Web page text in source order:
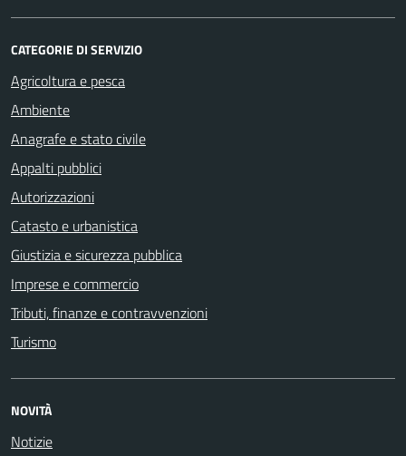
CATEGORIE DI SERVIZIO
Agricoltura e pesca
Ambiente
Anagrafe e stato civile
Appalti pubblici
Autorizzazioni
Catasto e urbanistica
Giustizia e sicurezza pubblica
Imprese e commercio
Tributi, finanze e contravvenzioni
Turismo
NOVITÀ
Notizie